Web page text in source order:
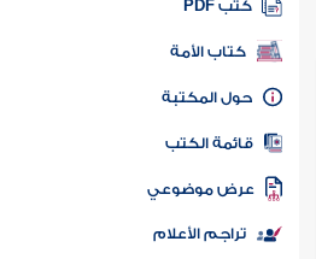
كتب PDF
كتاب الأمة
المكتبة
الكتب
موضوعي